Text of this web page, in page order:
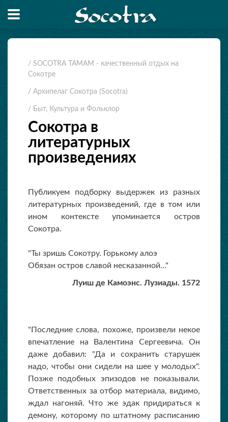
/ SOCOTRA TAMAM - качественный отдых на
Сокотре
/ Архипелаг Сокотра (Socotra)
/ Быт, Культура и Фольклор
Сокотра в
литературных
произведениях
Публикуем подборку выдержек из разных
литературных произведений, где в том или
ином контексте упоминается остров
Сокотра.
"Ты зришь Сокотру. Горькому алоэ
Обязан остров славой несказанной..."
Луиш де Камоэнс. Лузиады. 1572
"Последние слова, похоже, произвели некое
впечатление на Валентина Сергеевича. Он
даже добавил: "Да и сохранить старушек
надо, чтобы они сидели на шее у молодых".
Позже подобных эпизодов не показывали.
Ответственных за отбор материала, видимо,
ждал нагоняй. Что же эдак придираться к
демону, которому по штатному расписанию